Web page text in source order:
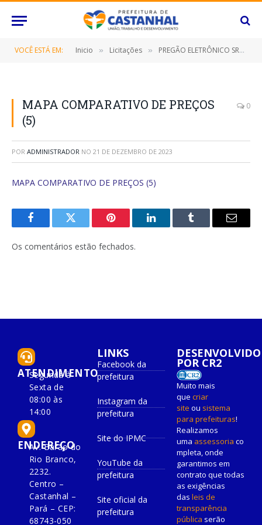
VOCÊ ESTÁ EM: Inicio » Licitações » PREGÃO ELETRÔNICO SRP Nº 090/2023 (CONTRATAÇÃO DE EMPRESA ESPECIALIZADA PARA FORNECIMENTO DE APARELHO DE AR CONDICIONADO TIPO SPLIT, DESTINADO AO ATENDIMENTO DAS DIVERSAS SECRETARIAS/FUNDOS MUNICIPAIS DO MUNICÍPIO DE CASTANHAL/PA POR UM PERÍODO DE 12 (DOZE) MESES)
MAPA COMPARATIVO DE PREÇOS
(5)
0
POR ADMINISTRADOR NO 21 DE DEZEMBRO DE 2023
MAPA COMPARATIVO DE PREÇOS (5)
FacebookTwitter Pinterest O
Tumblr
E-
Os comentários estão fechados.
ATENDIMENTO
Segunda à
Sexta de
08:00 às
14:00
ENDEREÇO
Av. Barão do
Rio Branco,
2232.
Centro –
Castanhal –
Pará – CEP:
68743-050
LINKS
Facebook da
prefeitura
Instagram da
prefeitura
Site do IPMC
YouTube da
prefeitura
Site oficial da
prefeitura
DESENVOLVIDO
POR CR2
Muito mais
que criar
site ou sistema
para prefeituras!
Realizamos
uma assessoria co
mpleta, onde
garantimos em
contrato que todas
as exigências
das leis de
transparência
pública serão